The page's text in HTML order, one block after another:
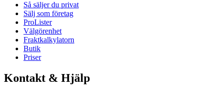
Så säljer du privat
Sälj som företag
ProLister
Välgörenhet
Fraktkalkylatorn
Butik
Priser
Kontakt & Hjälp